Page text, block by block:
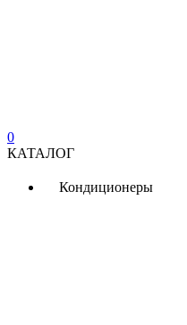
0
КАТАЛОГ
Кондиционеры